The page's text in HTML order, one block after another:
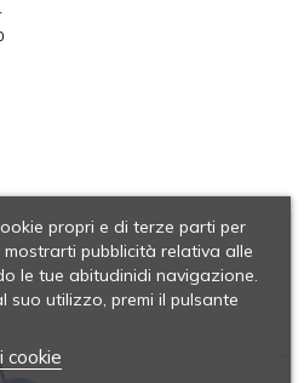
propri e di terze parti per
pubblicità relativa alle
le tue abitudinidi navigazione.
suo utilizzo, premi il pulsante
cookie